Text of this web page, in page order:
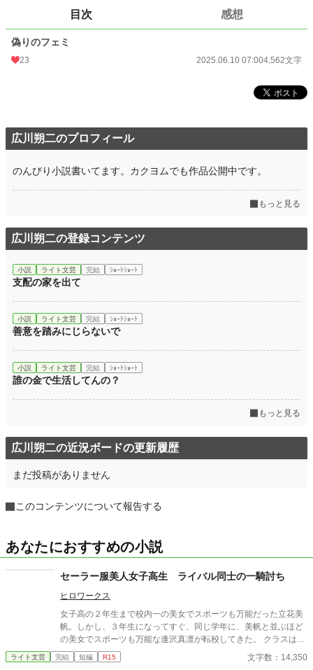
初回公開日時 2025.06.10 07:00
年間ポイント 16,585 pt (22,788 位)
累計ポイント 24,400 pt (64,684 位)
目次 感想
偽りのフェミ
23 2025.06.10 07:004,562文字
広川朔二のプロフィール
のんびり小説書いてます。カクヨムでも作品公開中です。
もっと見る
広川朔二の登録コンテンツ
小説 ライト文芸 完結 ｼｮｰﾄｼｮｰﾄ
支配の家を出て
小説 ライト文芸 完結 ｼｮｰﾄｼｮｰﾄ
善意を踏みにじらないで
小説 ライト文芸 完結 ｼｮｰﾄｼｮｰﾄ
誰の金で生活してんの？
もっと見る
広川朔二の近況ボードの更新履歴
まだ投稿がありません
このコンテンツについて報告する
あなたにおすすめの小説
セーラー服美人女子高生 ライバル同士の一騎討ち
ヒロワークス
女子高の２年生まで校内一の美女でスポーツも万能だった立花美
帆。しかし、３年生になってすぐ、同じ学年に、美帆と並ぶほど
の美女でスポーツも万能な逢沢真凛が転校してきた。 クラスは、
隣りだったが、春のスポーツ大会と夏の水泳大会でライバル関係
が芽生える。 それに加えて、美帆と真凛は、隣りの男子校の俊介
ライト文芸 完結 短編 R15 文字数：14,350